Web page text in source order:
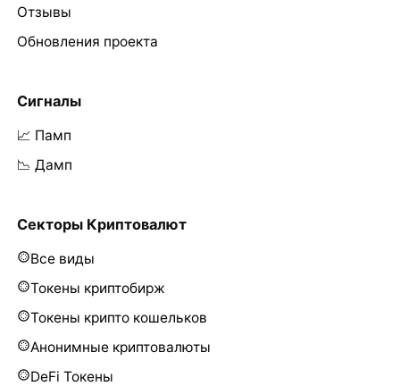
Отзывы
Обновления проекта
Сигналы
📈 Памп
📉 Дамп
Секторы Криптовалют
Все виды
Токены криптобирж
Токены крипто кошельков
Анонимные криптовалюты
DeFi Токены